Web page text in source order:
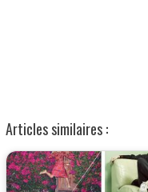
Articles similaires :